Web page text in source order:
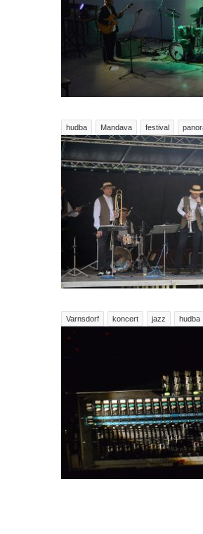
hudba Mandava festival
Varnsdorf koncert jazz hudba